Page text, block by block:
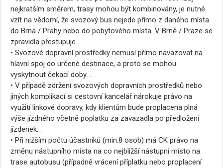
nejkratším směrem, trasy mohou být kombinovány, je nutné
vzít na vědomí, že svozový bus nejede přímo z daného místa
do Brna / Prahy nebo do pobytového místa. V Brně / Praze se
zpravidla přestupuje. .
• Svozové dopravní prostředky nemusí přímo navazovat na
hlavní spoj do určené destinace, a proto se mohou
vyskytnout čekací doby. .
• V případě zdržení svozových dopravních prostředků nebo
jiných komplikací si cestovní kancelář nárokuje právo na
využití linkové dopravy, kdy klientům bude proplacena plná
výše jízdného včetně poplatku za zavazadla po předložení
jízdenek. .
• Při nižším počtu účastníků (min.8 osob) má CK právo na
změnu nástupního místa na co nejbližší nástupní místo na
trase autobusu (případně vrácení příplatku nebo proplacení